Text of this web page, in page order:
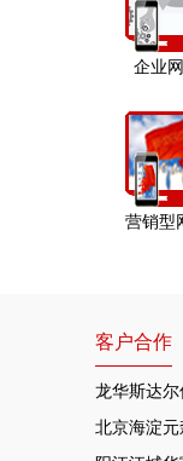
企业
营销型
客户合作
龙华斯达
北京海淀